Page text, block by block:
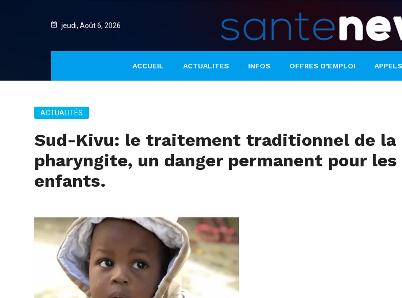
jeudi, Août 6, 2026
ACCUEIL ACTUALITES INFOS OFFRES D’EMPLOI
ACTUALITÉS
Sud-Kivu: le traitement traditionnel de la
pharyngite, un danger permanent pour les
enfants.